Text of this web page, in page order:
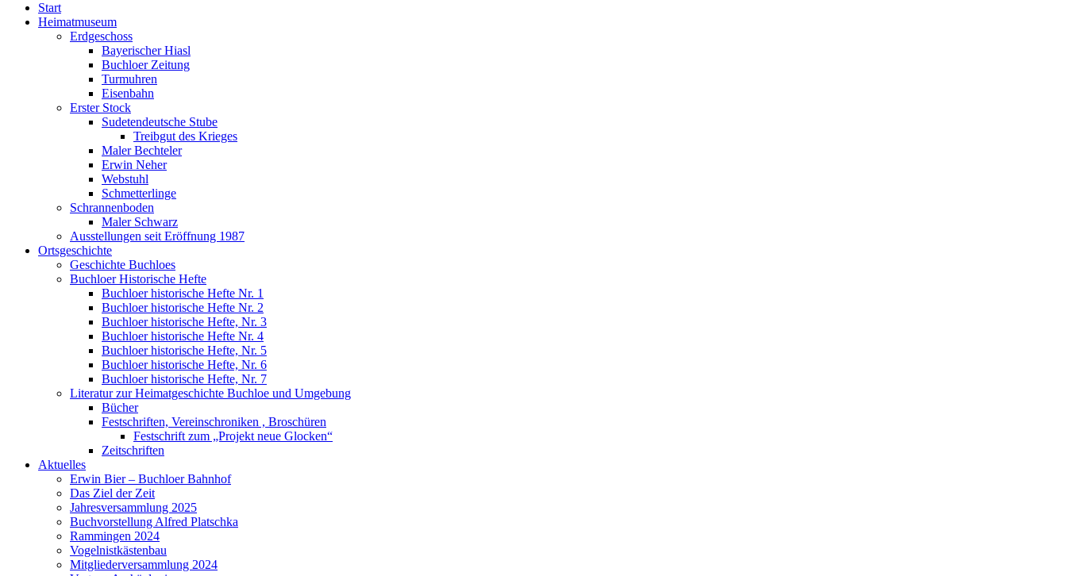
Start
Heimatmuseum
Erdgeschoss
Bayerischer Hiasl
Buchloer Zeitung
Turmuhren
Eisenbahn
Erster Stock
Sudetendeutsche Stube
Treibgut des Krieges
Maler Bechteler
Erwin Neher
Webstuhl
Schmetterlinge
Schrannenboden
Maler Schwarz
Ausstellungen seit Eröffnung 1987
Ortsgeschichte
Geschichte Buchloes
Buchloer Historische Hefte
Buchloer historische Hefte Nr. 1
Buchloer historische Hefte Nr. 2
Buchloer historische Hefte, Nr. 3
Buchloer historische Hefte Nr. 4
Buchloer historische Hefte, Nr. 5
Buchloer historische Hefte, Nr. 6
Buchloer historische Hefte, Nr. 7
Literatur zur Heimatgeschichte Buchloe und Umgebung
Bücher
Festschriften, Vereinschroniken , Broschüren
Festschrift zum „Projekt neue Glocken“
Zeitschriften
Aktuelles
Erwin Bier – Buchloer Bahnhof
Das Ziel der Zeit
Jahresversammlung 2025
Buchvorstellung Alfred Platschka
Rammingen 2024
Vogelnistkästenbau
Mitgliederversammlung 2024